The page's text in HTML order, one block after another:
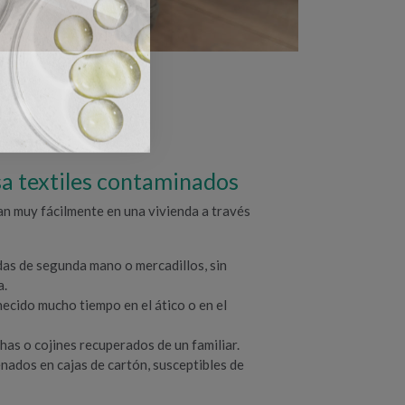
textiles contaminados
muy fácilmente en una vivienda a través
de segunda mano o mercadillos, sin
mucho tiempo en el ático o en el
o cojines recuperados de un familiar.
en cajas de cartón, susceptibles de